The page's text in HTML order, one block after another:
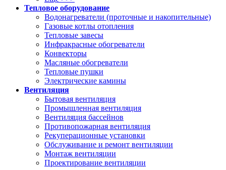
Тепловое оборудование
Водонагреватели (проточные и накопительные)
Газовые котлы отопления
Тепловые завесы
Инфракрасные обогреватели
Конвекторы
Масляные обогреватели
Тепловые пушки
Электрические камины
Вентиляция
Бытовая вентиляция
Промышленная вентиляция
Вентиляция бассейнов
Противопожарная вентиляция
Рекуперационные установки
Обслуживание и ремонт вентиляции
Монтаж вентиляции
Проектирование вентиляции